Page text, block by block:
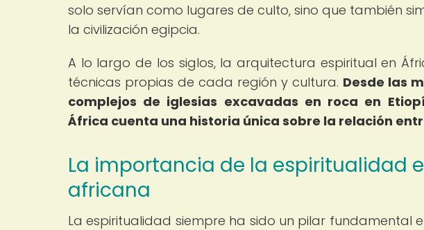
solo servían como lugares de culto, sino que también
la civilización egipcia.
A lo largo de los siglos, la arquitectura espiritual en
técnicas propias de cada región y cultura. Desde las
complejos de iglesias excavadas en roca en
África cuenta una historia única sobre la relación
La importancia de la espiritualidad
africana
La espiritualidad siempre ha sido un pilar fundamental